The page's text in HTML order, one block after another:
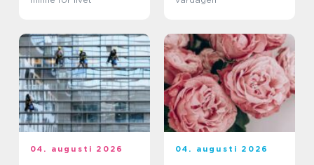
04. augusti 2026 04. augusti 2026